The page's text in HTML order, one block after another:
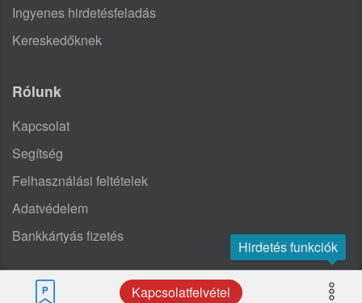
Kapcsolatfelvétel
Hirdetés funkciók
Ingyenes hirdetésfeladás
Kereskedőknek
Rólunk
Kapcsolat
Segítség
Felhasználási feltételek
Adatvédelem
Bankkártyás fizetés